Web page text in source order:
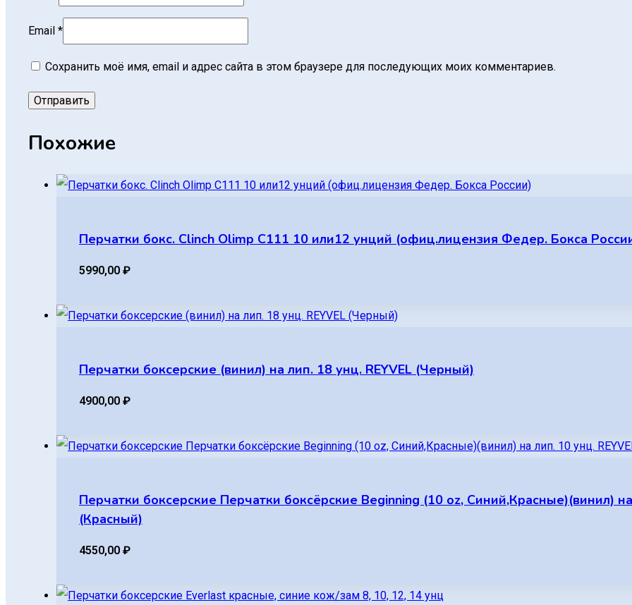
Email *
Сохранить моё имя, email и адрес сайта в этом браузере для последующих моих комментариев.
Похожие
Перчатки бокс. Clinch Olimp C111 10 или12 унций (офиц.лицензия Федер. Бокса
5990,00 ₽
Перчатки боксерские (винил) на лип. 18 унц. REYVEL (Черный)
4900,00 ₽
Перчатки боксерские Перчатки боксёрские Beginning (10 oz, Синий,Красные)(винил)
(Красный)
4550,00 ₽